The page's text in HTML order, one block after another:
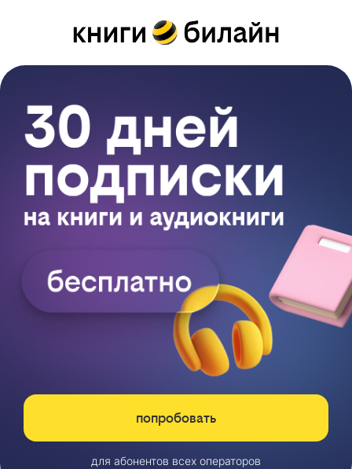
попробовать
для абонентов всех операторов